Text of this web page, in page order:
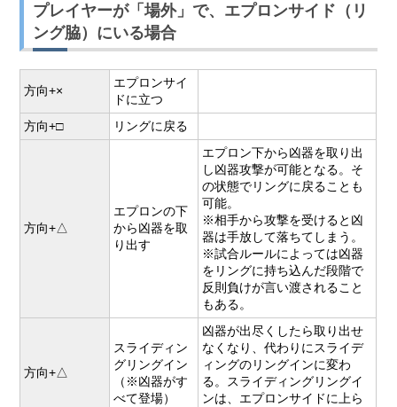
プレイヤーが「場外」で、エプロンサイド（リ
ング脇）にいる場合
方向+×
エプロンサイ
ドに立つ
方向+□
リングに戻る
方向+△
エプロンの下
から凶器を取
り出す
エプロン下から凶器を取り出
し凶器攻撃が可能となる。そ
の状態でリングに戻ることも
可能。
※相手から攻撃を受けると凶
器は手放して落ちてしまう。
※試合ルールによっては凶器
をリングに持ち込んだ段階で
反則負けが言い渡されること
もある。
方向+△
スライディン
グリングイン
（※凶器がす
べて登場）
凶器が出尽くしたら取り出せ
なくなり、代わりにスライデ
ィングのリングインに変わ
る。スライディングリングイ
ンは、エプロンサイドに上ら